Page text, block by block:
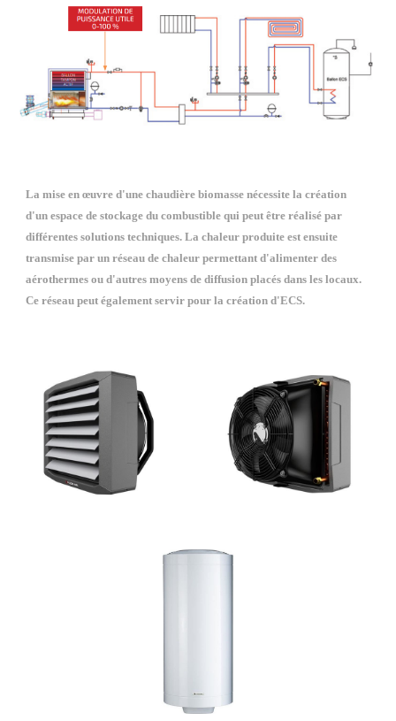
La mise en œuvre d'une chaudière biomasse nécessite la création
d'un espace de stockage du combustible qui peut être réalisé par
différentes solutions techniques. La chaleur produite est ensuite
transmise par un réseau de chaleur permettant d'alimenter des
aérothermes ou d'autres moyens de diffusion placés dans les locaux.
Ce réseau peut également servir pour la création d'ECS.